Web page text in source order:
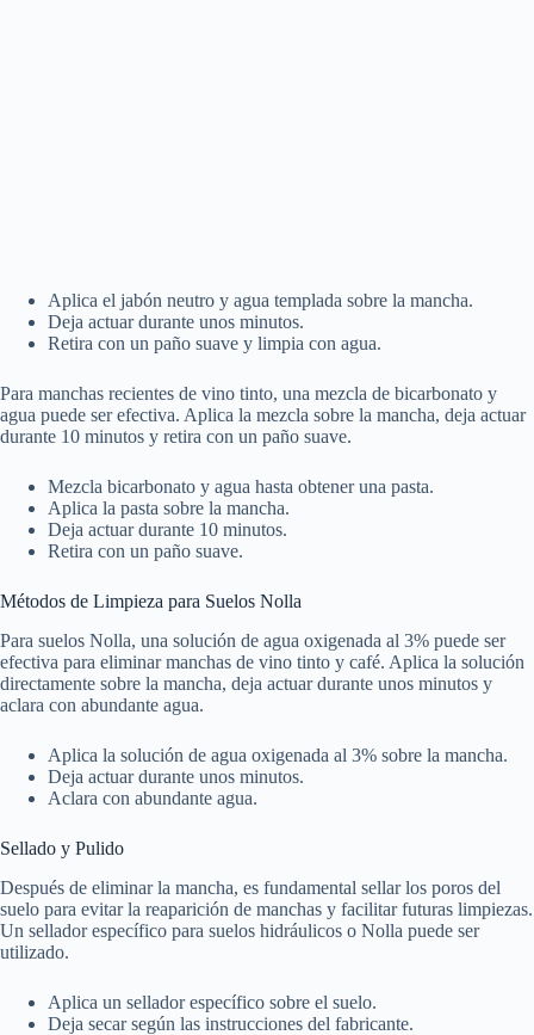
Aplica el jabón neutro y agua templada sobre la mancha.
Deja actuar durante unos minutos.
Retira con un paño suave y limpia con agua.
Para manchas recientes de vino tinto, una mezcla de bicarbonato y
agua puede ser efectiva. Aplica la mezcla sobre la mancha, deja actuar
durante 10 minutos y retira con un paño suave.
Mezcla bicarbonato y agua hasta obtener una pasta.
Aplica la pasta sobre la mancha.
Deja actuar durante 10 minutos.
Retira con un paño suave.
Métodos de Limpieza para Suelos Nolla
Para suelos Nolla, una solución de agua oxigenada al 3% puede ser
efectiva para eliminar manchas de vino tinto y café. Aplica la solución
directamente sobre la mancha, deja actuar durante unos minutos y
aclara con abundante agua.
Aplica la solución de agua oxigenada al 3% sobre la mancha.
Deja actuar durante unos minutos.
Aclara con abundante agua.
Sellado y Pulido
Después de eliminar la mancha, es fundamental sellar los poros del
suelo para evitar la reaparición de manchas y facilitar futuras limpiezas.
Un sellador específico para suelos hidráulicos o Nolla puede ser
utilizado.
Aplica un sellador específico sobre el suelo.
Deja secar según las instrucciones del fabricante.